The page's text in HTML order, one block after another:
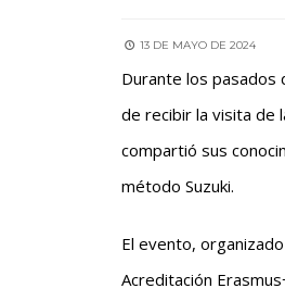
13 DE MAYO DE 2024
Durante los pasados
de recibir la visita de
compartió sus
método Suzuki.
El evento,
Acreditación